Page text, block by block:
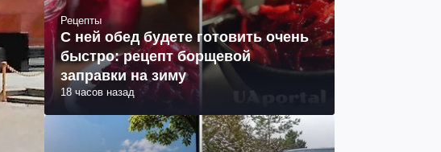
Рецепты
С ней обед будете готовить очень
быстро: рецепт борщевой
заправки на зиму
18 часов назад